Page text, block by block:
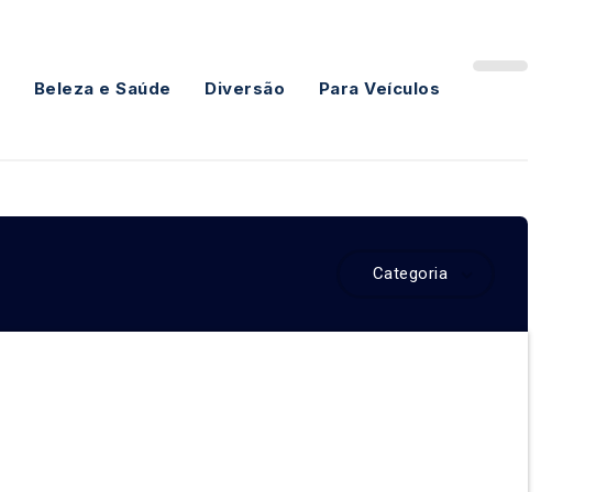
Beleza e Saúde Diversão Para Veículos
Categoria